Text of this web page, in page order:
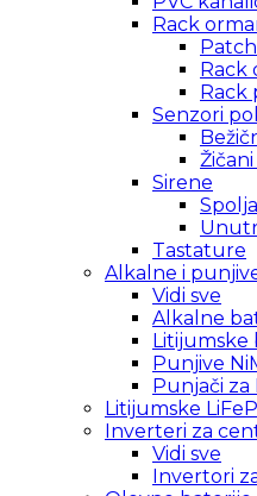
Rack
Rack
Rack
Senzori
Sirene
Tastature
Alkalne i
Vidi sve
Alkalne
Litijumske
Punjive
Punjači za
Litijumske
Inverteri za
Vidi sve
Invertori